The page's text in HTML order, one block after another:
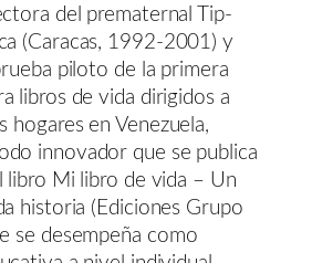
del prematernal Tip-
(Caracas, 1992-2001) y
piloto de la primera
libros de vida dirigidos a
hogares en Venezuela,
innovador que se publica
libro Mi libro de vida – Un
historia (Ediciones Grupo
se desempeña como